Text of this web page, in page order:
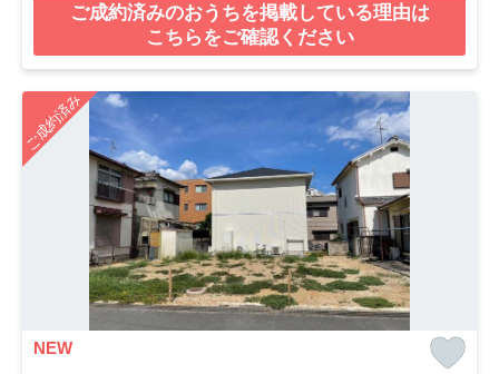
ご成約済みのおうちを掲載している理由は
こちらをご確認ください
ご成約済み
NEW